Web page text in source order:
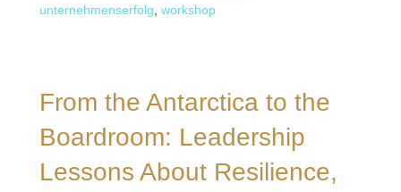
unternehmenserfolg, workshop
From the Antarctica to the
Boardroom: Leadership
Lessons About Resilience,